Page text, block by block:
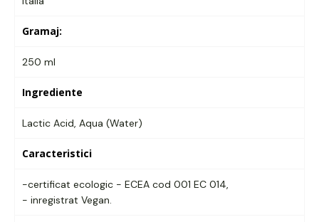
Gramaj:
250 ml
Ingrediente
Lactic Acid, Aqua (Water)
Caracteristici
-certificat ecologic - ECEA cod 001 EC 014,
- inregistrat Vegan.